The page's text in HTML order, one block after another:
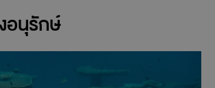
อนุรักษ์